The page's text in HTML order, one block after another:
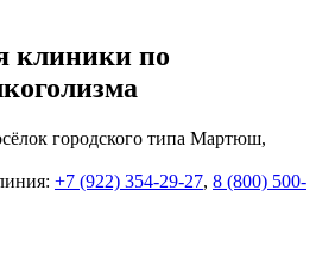
клиники по
городского типа Мартюш,
+7 (922) 354-29-27, 8 (800) 500-